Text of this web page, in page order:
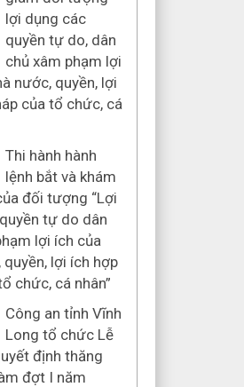
lợi dụng các
quyền tự do, dân
chủ xâm phạm lợi
nước, quyền, lợi
của tổ chức, cá
Thi hành hành
lệnh bắt và khám
đối tượng “Lợi
tự do dân
lợi ích của
quyền, lợi ích hợp
chức, cá nhân”
Công an tỉnh Vĩnh
Long tổ chức Lễ
định thăng
đợt I năm